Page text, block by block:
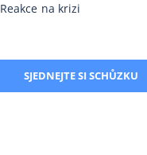
Reakce na krizi
SJEDNEJTE SI SCHŮZKU